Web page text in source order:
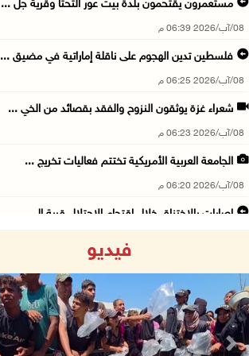
مستعمرون يقتحمون بلدة بيت عور التحتا وقرية جل ...
08/آب/2026 06:39 م
فلسطين تدين الهجوم على ناقلة إماراتية في مضيق ...
08/آب/2026 06:25 م
شعراء غزة يوثقون النزوح والفقد بقصائد من الخي ...
08/آب/2026 06:23 م
الجامعة العربية الأمريكية تختتم فعاليات تخريج ...
08/آب/2026 06:20 م
إصابات بالاختناق خلال اقتحام الاحتلال قرية ال ...
08/آب/2026 04:50 م
أطفال مبتورو الأطراف يتحدّون الألم بكرة القدم ...
08/آب/2026 04:42 م
فيديو
Next